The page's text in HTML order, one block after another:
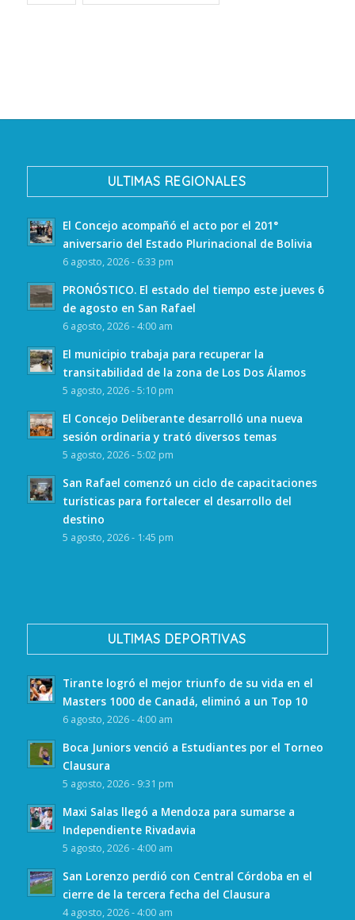
ULTIMAS REGIONALES
El Concejo acompañó el acto por el 201°
aniversario del Estado Plurinacional de Bolivia
6 agosto, 2026 - 6:33 pm
PRONÓSTICO. El estado del tiempo este jueves 6
de agosto en San Rafael
6 agosto, 2026 - 4:00 am
El municipio trabaja para recuperar la
transitabilidad de la zona de Los Dos Álamos
5 agosto, 2026 - 5:10 pm
El Concejo Deliberante desarrolló una nueva
sesión ordinaria y trató diversos temas
5 agosto, 2026 - 5:02 pm
San Rafael comenzó un ciclo de capacitaciones
turísticas para fortalecer el desarrollo del
destino
5 agosto, 2026 - 1:45 pm
ULTIMAS DEPORTIVAS
Tirante logró el mejor triunfo de su vida en el
Masters 1000 de Canadá, eliminó a un Top 10
6 agosto, 2026 - 4:00 am
Boca Juniors venció a Estudiantes por el Torneo
Clausura
5 agosto, 2026 - 9:31 pm
Maxi Salas llegó a Mendoza para sumarse a
Independiente Rivadavia
5 agosto, 2026 - 4:00 am
San Lorenzo perdió con Central Córdoba en el
cierre de la tercera fecha del Clausura
4 agosto, 2026 - 4:00 am